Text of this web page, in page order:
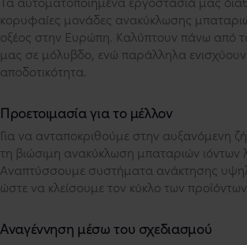
Τα αυτοματοποιημένα εργοστάσιά μας
κορυφαίες μονάδες ανακύκλωσης
οξέος στην Ευρώπη. Καλύπτουν πάνω από
μας σε μόλυβδο, ενώ παράλληλα ενισχύουν
αποδοτικότητα.
Προετοιμασία για το μέλλον
Για να ανταποκριθούμε στην αυξανόμενη
τη βιώσιμη ανακύκλωση μπαταριών ιόντων
Αναπτύσσουμε συστήματα ανάκτησης
ώστε να κλείσουμε τον κύκλο των προϊόντων
Αναγέννηση μέσω του σχεδιασμού